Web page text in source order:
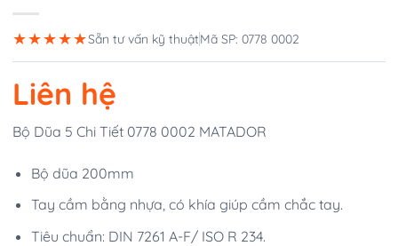
★★★★★Sẵn tư vấn kỹ thuậtMã SP: 0778 0002
Liên hệ
Bộ Dũa 5 Chi Tiết 0778 0002 MATADOR
Bộ dũa 200mm
Tay cầm bằng nhựa, có khía giúp cầm chắc tay.
Tiêu chuẩn: DIN 7261 A-F/ ISO R 234.